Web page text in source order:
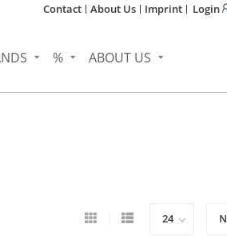
Contact About Us Imprint Login
% ABOUT US